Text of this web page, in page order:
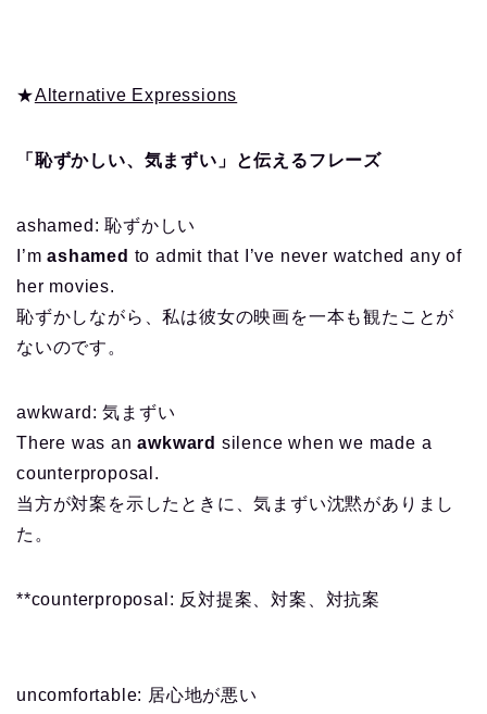
★Alternative Expressions
「恥ずかしい、気まずい」と伝えるフレーズ
ashamed: 恥ずかしい
I’mashamed to admit that I’ve never watched any of
her movies.
恥ずかしながら、私は彼女の映画を一本も観たことが
ないのです。
awkward: 気まずい
There was anawkward silence when we made a
counterproposal.
当方が対案を示したときに、気まずい沈黙がありまし
た。
**counterproposal: 反対提案、対案、対抗案
uncomfortable: 居心地が悪い